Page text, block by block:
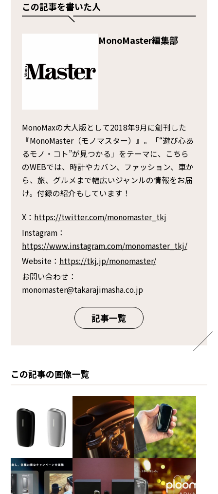
この記事を書いた人
MonoMaster編集部
MonoMaxの大人版として2018年9月に創刊した
『MonoMaster（モノマスター）』。「“遊び心あ
るモノ・コト”が見つかる」をテーマに、こちら
のWEBでは、時計やカバン、ファッション、車か
ら、旅、グルメまで幅広いジャンルの情報をお届
け。付録の紹介もしています！
X： https://twitter.com/monomaster_tkj
Instagram：
https://www.instagram.com/monomaster_tkj/
Website： https://tkj.jp/monomaster/
お問い合わせ：
monomaster@takarajimasha.co.jp
記事一覧
この記事の画像一覧